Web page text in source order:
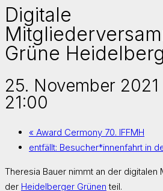
Digitale
Grüne Heidelberg
25. November
21:00
« Award Cermony 70. IFFMH
entfällt: Besucher*innenfahrt in
Theresia Bauer nimmt an der digitalen
der Heidelberger Grünen teil.